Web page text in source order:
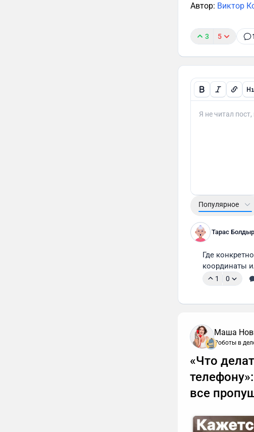
Автор: Виктор
3 5
Популярное
Тарас
Где
координаты
1 0
Маша
Роботы в
«Что
все